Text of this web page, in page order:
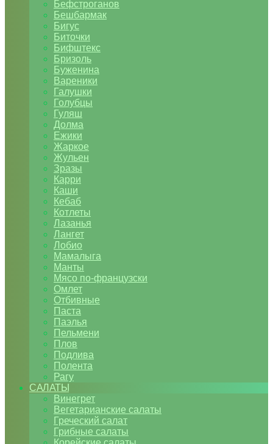
Бефстроганов
Бешбармак
Бигус
Биточки
Бифштекс
Бризоль
Буженина
Вареники
Галушки
Голубцы
Гуляш
Долма
Ежики
Жаркое
Жульен
Зразы
Карри
Каши
Кебаб
Котлеты
Лазанья
Лангет
Лобио
Мамалыга
Манты
Мясо по-французски
Омлет
Отбивные
Паста
Паэлья
Пельмени
Плов
Подлива
Полента
Рагу
САЛАТЫ
Винегрет
Вегетарианские салаты
Греческий салат
Грибные салаты